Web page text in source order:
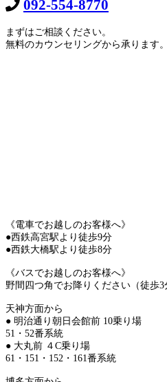
092-554-8770
まずはご相談ください。
無料のカウンセリングから承ります。
《電車でお越しのお客様へ》
●西鉄高宮駅より徒歩9分
●西鉄大橋駅より徒歩8分
《バスでお越しのお客様へ》
野間四つ角でお降りください（徒歩3
天神方面から
● 明治通り朝日会館前 10乗り場
51・52番系統
● 大丸前 ４C乗り場
61・151・152・161番系統